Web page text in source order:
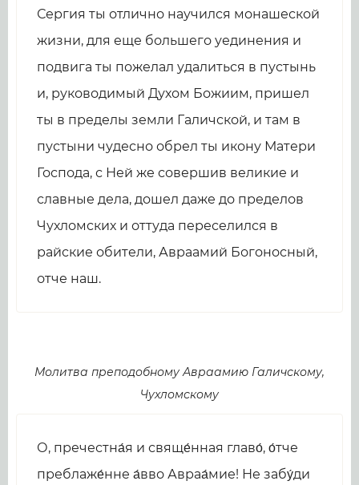
Сергия ты отлично научился монашеской
жизни, для еще большего уединения и
подвига ты пожелал удалиться в пустынь
и, руководимый Духом Божиим, пришел
ты в пределы земли Галичской, и там в
пустыни чудесно обрел ты икону Матери
Господа, с Ней же совершив великие и
славные дела, дошел даже до пределов
Чухломских и оттуда переселился в
райские обители, Авраамий Богоносный,
отче наш.
Молитва преподобному Авраамию Галичскому,
Чухломскому
О, пречестна́я и свяще́нная главо́, о́тче
преблаже́нне а́вво Авраа́мие! Не забу́ди